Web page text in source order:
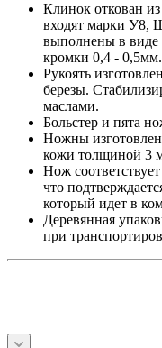
Клинок откован из
входят марки У8,
выполнены в
кромки 0,4 - 0,5мм.
Рукоять
березы.
маслами.
Больстер и пята
Ножны
кожи толщиной 3
Нож
что
который идет в
Деревянная
при